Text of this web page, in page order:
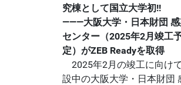
究棟として国立大学初!!
―――大阪大学・日本財団
センター（2025年2月竣工
定）がZEB Readyを取得
2025年2月の竣工に向け
設中の大阪大学・日本財団